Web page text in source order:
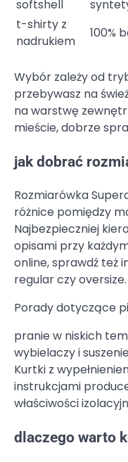
softshell
t-shirty z
nadrukiem
100%
Wybór zależy od
przebywasz na
na warstwę
mieście, dobrze
jak dobrać
Rozmiarówka
różnice pomiędzy
Najbezpieczniej
opisami przy
online, sprawdź też
regular czy oversize.
Porady dotyczące
pranie w niskich
wybielaczy i
Kurtki z
instrukcjami
właściwości
dlaczego warto